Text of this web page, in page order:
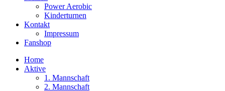
Power Aerobic
Kinderturnen
Kontakt
Impressum
Fanshop
Home
Aktive
1. Mannschaft
2. Mannschaft